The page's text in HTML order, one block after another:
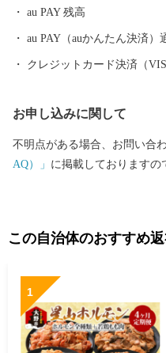
au PAY 残高
au PAY（auかんたん決済）
クレジットカード決済（
お申し込みに関して
不明点がある場合、お問い合
AQ）」 に掲載しておりますの
この自治体のおすすめ
1